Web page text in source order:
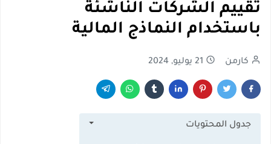
تقييم الشركات الناشئة
باستخدام النماذج المالية
كارمن 21 يوليو, 2024
جدول المحتويات